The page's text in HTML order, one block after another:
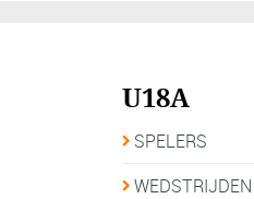
U18A
SPELERS
WEDSTRIJDEN